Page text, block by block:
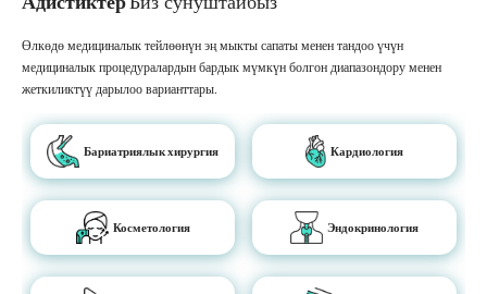
Өлкөдө медициналык тейлөөнүн эң мыкты сапаты менен тандоо үчүн
медициналык процедуралардын бардык мүмкүн болгон диапазондору менен
жеткиликтүү дарылоо варианттары.
Бариатриялык хирургия Кардиология
Косметология Эндокринология